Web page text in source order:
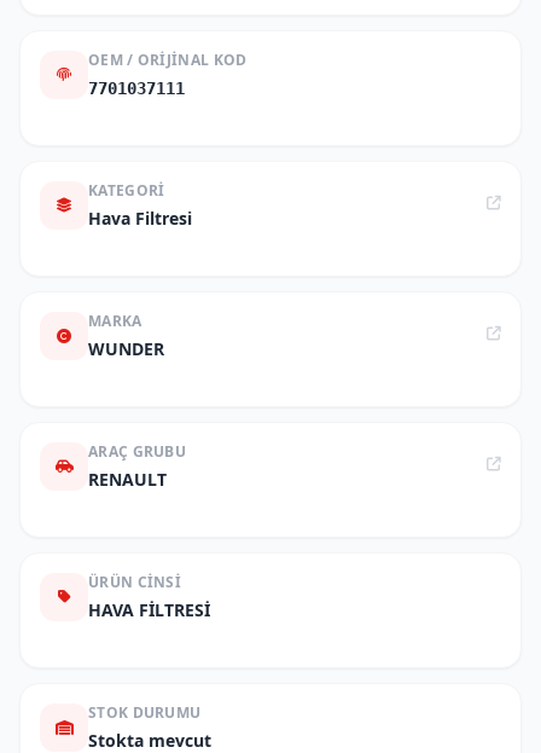
OEM / ORIJINAL KOD
7701037111
KATEGORI
Hava Filtresi
MARKA
WUNDER
ARAÇ GRUBU
RENAULT
ÜRÜN CINSI
HAVA FİLTRESİ
STOK DURUMU
Stokta mevcut